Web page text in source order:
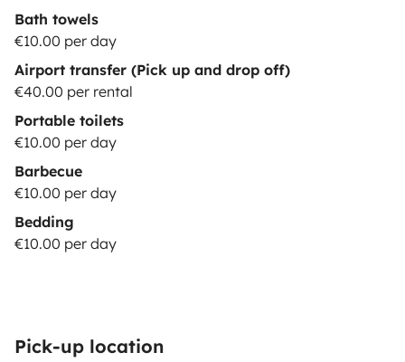
Bath towels
€10.00 per day
Airport transfer (Pick up and drop off)
€40.00 per rental
Portable toilets
€10.00 per day
Barbecue
€10.00 per day
Bedding
€10.00 per day
Pick-up location